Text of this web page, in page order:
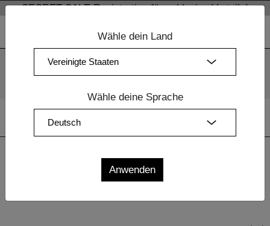
Wir verwenden Cookies. Mit der weiteren Nutzung unserer
SECRET SALE Registration für exklusive Vorteile!
Esszimmermöbel Holz|Esszimmermöbel Holz
Wähle dein Land
Wähle deine Sprache